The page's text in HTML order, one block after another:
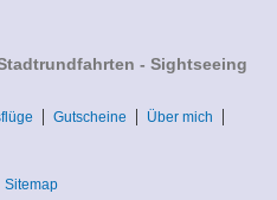
- Sightseeing
Gutscheine
Über mich
Sitemap